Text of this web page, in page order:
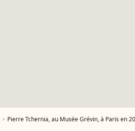
Pierre Tchernia, au Musée Grévin, à Paris en